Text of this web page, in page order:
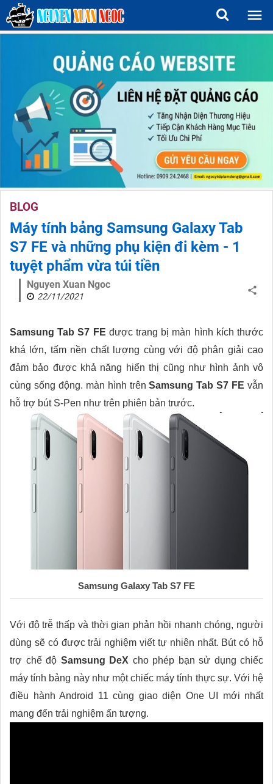
BLOG
Máy tính bảng Samsung Galaxy Tab
S7 FE và những phụ kiện đi kèm - 1
tuyệt phẩm vừa túi tiền
Nguyen Xuan Ngoc
22/11/2021
Samsung Tab S7 FE được trang bị màn hình kích thước
khá lớn, tấm nền chất lượng cùng với độ phân giải cao
đảm bảo được khả năng hiển thị cũng như hình ảnh vô
cùng sống động. màn hình trênSamsung Tab S7 FEvẫn
hỗ trợ bút S-Pen như trên phiên bản trước.
Samsung Galaxy Tab S7 FE
Với độ trễ thấp và thời gian phản hồi nhanh chóng, người
dùng sẽ có được trải nghiệm viết tự nhiên nhất. Bút có hỗ
trợ chế độ Samsung DeX cho phép bạn sử dụng chiếc
máy tính bảng này như một chiếc máy tính thực sự. Với hệ
điều hành Android 11 cùng giao diện One UI mới nhất
mang đến trải nghiệm ấn tượng.